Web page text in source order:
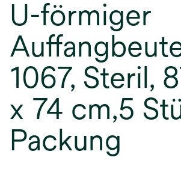
U-förmiger
1067, Steril,
x 74 cm,5
Packung